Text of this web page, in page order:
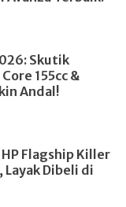
Skutik
155cc &
Andal!
HP Flagship Killer
Dibeli di